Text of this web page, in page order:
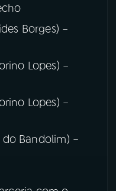
Borges) –
Lopes) –
Lopes) –
Bandolim) –